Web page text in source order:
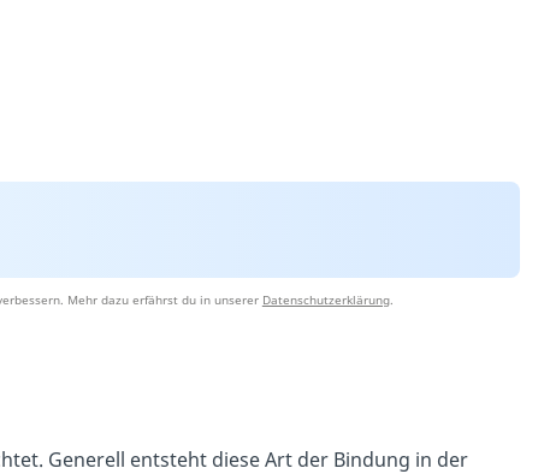
Mehr dazu erfährst du in unserer Datenschutzerklärung.
Generell entsteht diese Art der Bindung in der